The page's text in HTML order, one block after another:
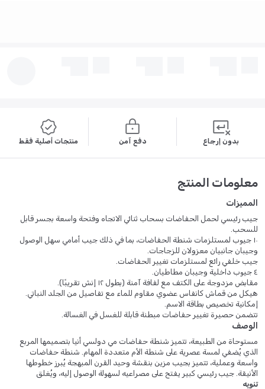
بدون إرجاع دفع آمن منتجات أصلية فقط
معلومات المنتج
المميزات
جيب رئيسي لحمل الحفاضات بسحاب ثنائي الاتجاه وفتحة واسعة بجسر قابل
للسحب.
١٠ جيوب لمستلزمات شنطة الحفاضات، بما في ذلك جيب أمامي سهل الوصول
وجيبان جانبيان معزولان للزجاجات.
جيب خلفي رائع لمستلزمات تغيير الحفاضات.
٤ جيوب داخلية وجيبان مطاطيان.
مقابض مزدوجة على الكتف مع لفافة آمنة (بطول ١٢ إنش تقريبًا).
هيكل من قماش كانفاس عضوي مقاوم للماء مع تفاصيل من الجلد النباتي.
إمكانية تخصيص بطاقة الاسم.
تتضمن حصيرة تغيير حفاضات مبطنة قابلة للغسل في الغسالة.
الوصف
مستوحاة من الطبيعة، تتميز شنطة حفاضات مي دولسي أنيا بتصميمها المربع
الذي يُضفي لمسة عصرية على شنطة الأم متعددة المهام. شنطة حفاضات
واسعة وعملية، تتميز بجيب مزين بنقشة وحيد القرن المبهجة يُبرز خطوطها
الأنيقة. جيب رئيسي كبير يفتح على مصراعيه لسهولة الوصول إليه، ويُغلق
بسحابات محكمة. تُحفظ أساسيات شنطة الحفاضات بسهولة في الجيب الخلفي
تنويه